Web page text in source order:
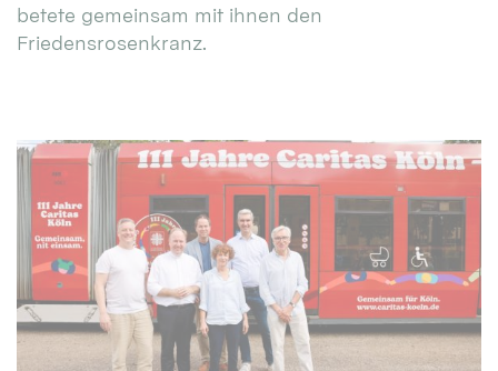
betete gemeinsam mit ihnen den
Friedensrosenkranz.